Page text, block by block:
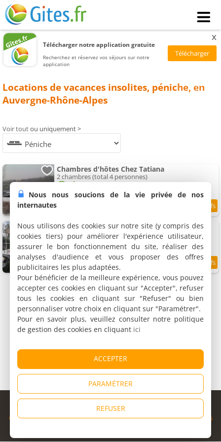
Télécharger notre application gratuite
Recherchez et réservez vos séjours sur notre
application
x
Locations de vacances insolites, péniche, en
Auvergne-Rhône-Alpes
Voir toutou uniquement >
Chambres d'hôtes Chez Tatiana
2 chambres (total 4 personnes)
Libéllule péniche nuit insolite
Bateau, 40 m²
4 personnes, 2 chambres, 1 salle de bains
8.2
© Copyright 1998 - 2026
Cybevasion|Mentions légales|Confidentialité|CGU|Informations
Nous nous soucions de la vie privée de nos
internautes
Nous utilisons des cookies sur notre site (y compris des
cookies tiers) pour améliorer l'expérience utilisateur,
assurer le bon fonctionnement du site, réaliser des
analyses d'audience et vous proposer des offres
publicitaires les plus adaptées.
Pour bénéficier de la meilleure expérience, vous pouvez
accepter ces cookies en cliquant sur "Accepter", refuser
tous les cookies en cliquant sur "Refuser" ou bien
personnaliser votre choix en cliquant sur "Paramétrer".
Pour en savoir plus, veuillez consulter notre politique
de gestion des cookies en cliquant ici
ACCEPTER
PARAMÉTRER
REFUSER